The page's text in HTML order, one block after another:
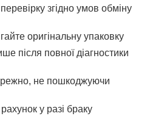
згідно умов обміну
оригінальну упаковку
після повної діагностики
не пошкоджуючи
у разі браку